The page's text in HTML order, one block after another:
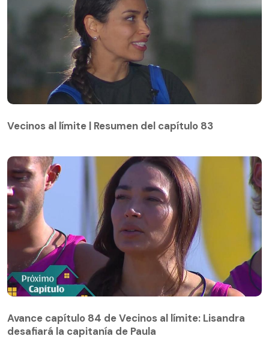
Vecinos al límite | Resumen del capítulo 83
desafiará la capitanía de Paula
Avance capítulo 84 de Vecinos al límite: Lisandra
desafiará la capitanía de Paula